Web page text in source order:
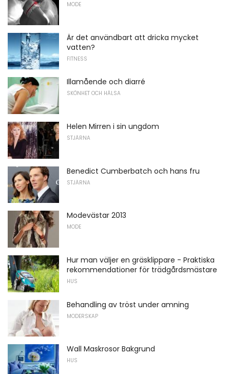
MODE
Är det användbart att dricka mycket
vatten?
FITNESS
Illamående och diarré
SKÖNHET OCH HÄLSA
Helen Mirren i sin ungdom
STJÄRNA
Benedict Cumberbatch och hans fru
STJÄRNA
Modevästar 2013
MODE
Hur man väljer en gräsklippare - Praktiska
rekommendationer för trädgårdsmästare
HUS
Behandling av tröst under amning
MODERSKAP
Wall Maskrosor Bakgrund
HUS